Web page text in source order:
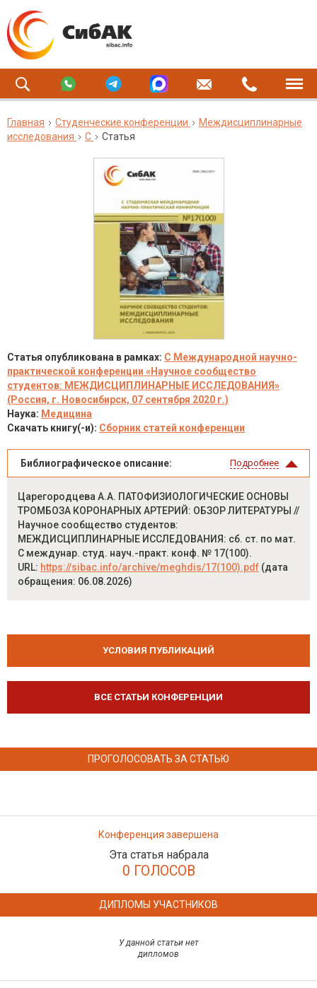
Главная Студенческие конференции
Междисциплинарные
исследования
C Статья
Статья опубликована в рамках: C Международной научно-
практической конференции «Научное сообщество
студентов: МЕЖДИСЦИПЛИНАРНЫЕ ИССЛЕДОВАНИЯ»
(Россия, г. Новосибирск, 07 сентября 2020 г.)
Наука: Медицина
Скачать книгу(-и): Сборник статей конференции
Библиографическое описание: Подробнее
Царегородцева А.А. ПАТОФИЗИОЛОГИЧЕСКИЕ ОСНОВЫ
ТРОМБОЗА КОРОНАРНЫХ АРТЕРИЙ: ОБЗОР ЛИТЕРАТУРЫ //
Научное сообщество студентов:
МЕЖДИСЦИПЛИНАРНЫЕ ИССЛЕДОВАНИЯ: сб. ст. по мат.
C междунар. студ. науч.-практ. конф. № 17(100).
URL: https://sibac.info/archive/meghdis/17(100).pdf (дата
обращения: 06.08.2026)
УСЛОВИЯ ПУБЛИКАЦИЙ
ВСЕ СТАТЬИ КОНФЕРЕНЦИИ
ПРОГОЛОСОВАТЬ ЗА СТАТЬЮ
Конференция завершена
Эта статья набрала
0 ГОЛОСОВ
ДИПЛОМЫ УЧАСТНИКОВ
У данной статьи нет
дипломов